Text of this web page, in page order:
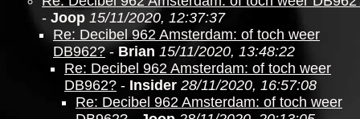
- Joop 15/11/2020, 12:37:37
Re: Decibel 962 Amsterdam: of toch weer
DB962?- Brian 15/11/2020, 13:48:22
Re: Decibel 962 Amsterdam: of toch weer
DB962? - Insider 28/11/2020, 16:57:08
Re: Decibel 962 Amsterdam: of toch weer